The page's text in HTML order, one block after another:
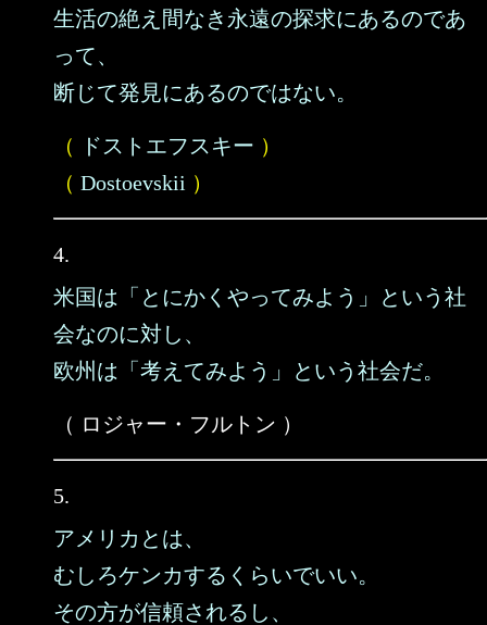
生活の絶え間なき永遠の探求にあるのであ
って、
断じて発見にあるのではない。
（ ドストエフスキー ）
（ Dostoevskii ）
4.
米国は「とにかくやってみよう」という社
会なのに対し、
欧州は「考えてみよう」という社会だ。
（ ロジャー・フルトン ）
5.
アメリカとは、
むしろケンカするくらいでいい。
その方が信頼されるし、